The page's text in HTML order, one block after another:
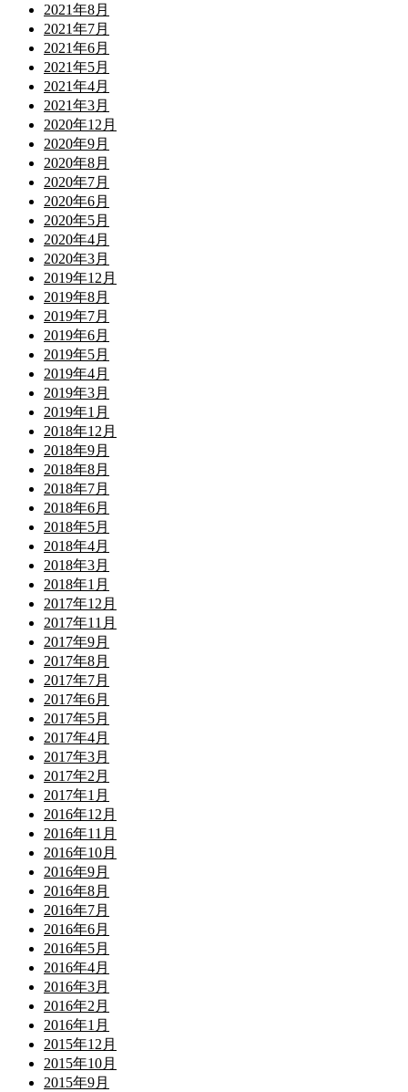
2021年8月
2021年7月
2021年6月
2021年5月
2021年4月
2021年3月
2020年12月
2020年9月
2020年8月
2020年7月
2020年6月
2020年5月
2020年4月
2020年3月
2019年12月
2019年8月
2019年7月
2019年6月
2019年5月
2019年4月
2019年3月
2019年1月
2018年12月
2018年9月
2018年8月
2018年7月
2018年6月
2018年5月
2018年4月
2018年3月
2018年1月
2017年12月
2017年11月
2017年9月
2017年8月
2017年7月
2017年6月
2017年5月
2017年4月
2017年3月
2017年2月
2017年1月
2016年12月
2016年11月
2016年10月
2016年9月
2016年8月
2016年7月
2016年6月
2016年5月
2016年4月
2016年3月
2016年2月
2016年1月
2015年12月
2015年10月
2015年9月